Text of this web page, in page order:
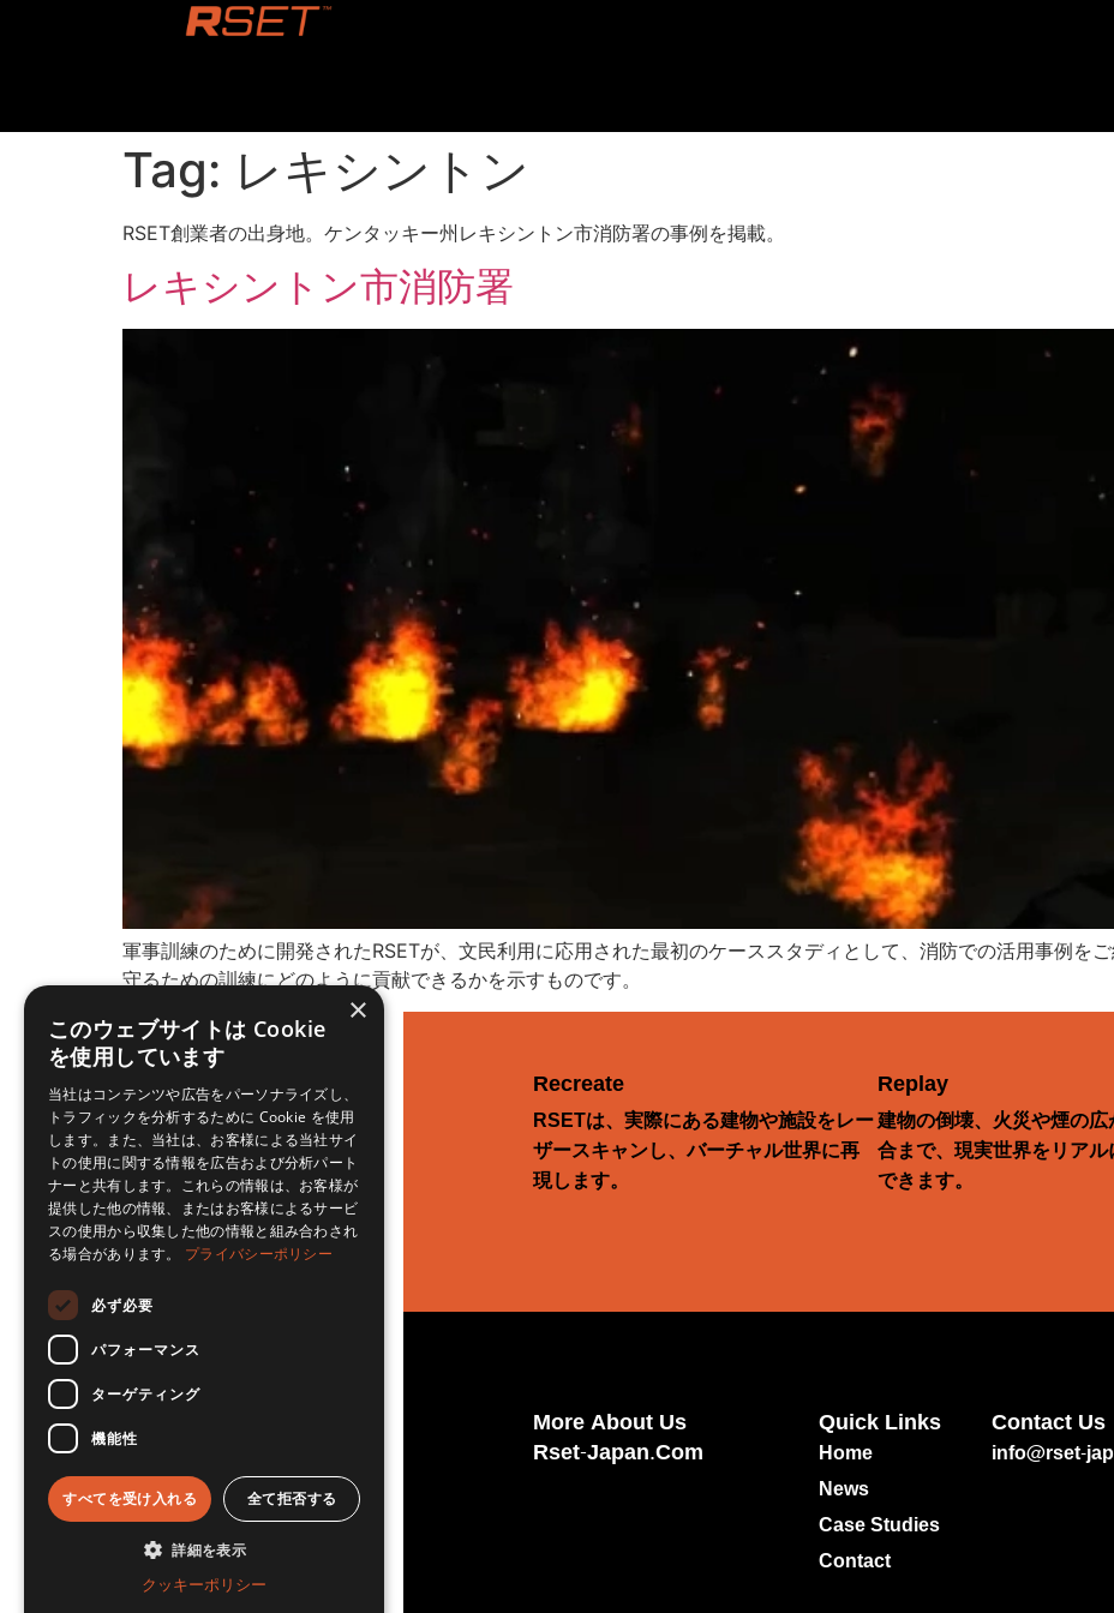
Tag: レキシントン
RSET創業者の出身地。ケンタッキー州レキシントン市消防署の事例を掲載。
レキシントン市消防署
軍事訓練のために開発されたRSETが、文民利用に応用された最初のケーススタディとして、消防での活用事例を
守るための訓練にどのように貢献できるかを示すものです。
Recreate
RSETは、実際にある建物や施設をレー
ザースキャンし、バーチャル世界に再
現します。
Replay
建物の倒壊、火災や煙の
合まで、現実世界をリア
できます。
© RSET Japan 2026 All Rights
Reserved.
"RSET" is a trademark of RSET inc. (USA)
「RSET Japan」日本国内管理：明段舎株式会社
More About Us
Rset-Japan.com
Quick Links
Home
News
Case Studies
Contact
Contact Us
info@rset-
×
このウェブサイトは Cookie
を使用しています
当社はコンテンツや広告をパーソナライズし、
トラフィックを分析するために Cookie を使用
します。また、当社は、お客様による当社サイ
トの使用に関する情報を広告および分析パート
ナーと共有します。これらの情報は、お客様が
提供した他の情報、またはお客様によるサービ
スの使用から収集した他の情報と組み合わされ
る場合があります。 プライバシーポリシー
必ず必要
パフォーマンス
ターゲティング
機能性
すべてを受け入れる 全て拒否する
詳細を表示
クッキーポリシー